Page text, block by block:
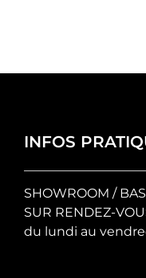
INFOS
SHOWROOM /
SUR RENDEZ-
du lundi au